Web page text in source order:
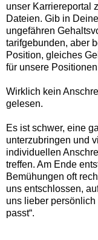
unser Karriereportal
Dateien. Gib in
ungefähren
tarifgebunden, aber
Position, gleiches
für unsere
Wirklich kein
gelesen.
Es ist schwer, eine
unterzubringen und
individuellen
treffen. Am Ende
Bemühungen oft
uns entschlossen,
uns lieber persönlich
passt“.